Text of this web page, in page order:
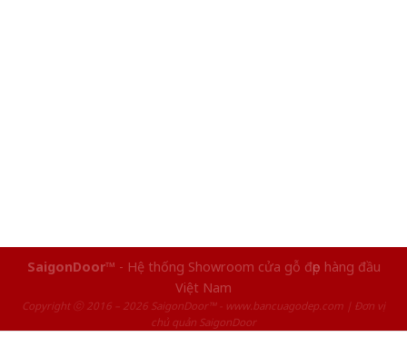
SaigonDoor™ - Hệ thống Showroom cửa gỗ đẹp hàng đầu
Việt Nam
Copyright ⓒ 2016 – 2026 SaigonDoor™ - www.bancuagodep.com | Đơn vị
chủ quản SaigonDoor